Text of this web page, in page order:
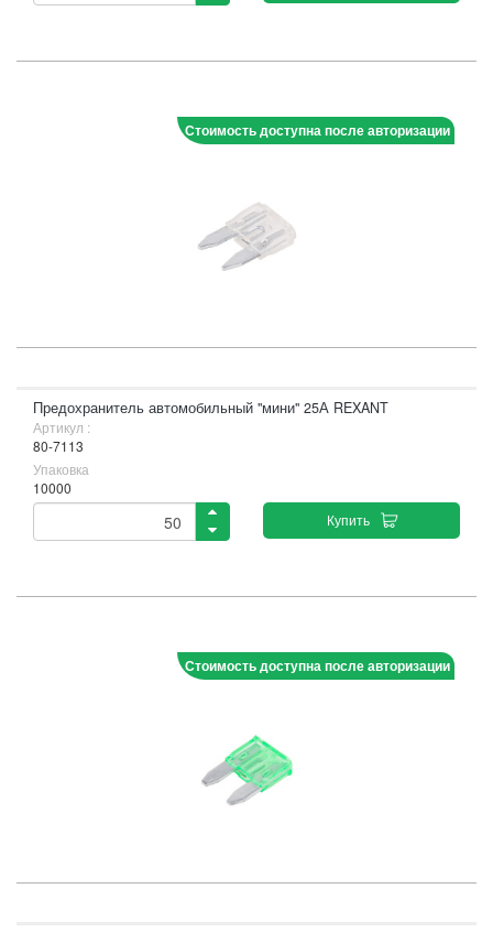
Стоимость доступна после авторизации
Предохранитель автомобильный "мини" 25А REXANT
Артикул :
80-7113
Упаковка
10000
Купить
Стоимость доступна после авторизации